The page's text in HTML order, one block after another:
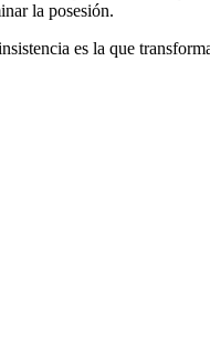
la posesión.
es la que